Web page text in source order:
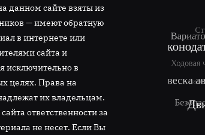
данном сайте взяты из
— имеют обратную
в интернете или
сайта и
исключительно в
целях. Права на
их владельцам.
ответственности за
не несет. Если Вы